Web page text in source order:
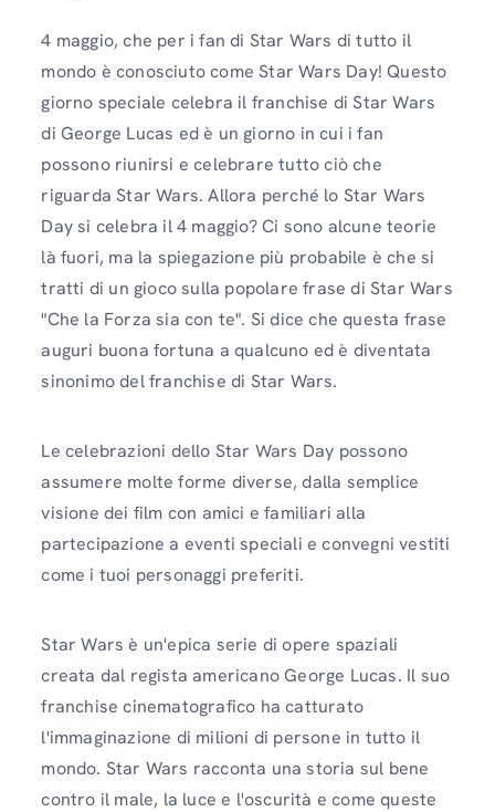
4 maggio, che per i fan di Star Wars di tutto il
mondo è conosciuto come Star Wars Day! Questo
giorno speciale celebra il franchise di Star Wars
di George Lucas ed è un giorno in cui i fan
possono riunirsi e celebrare tutto ciò che
riguarda Star Wars. Allora perché lo Star Wars
Day si celebra il 4 maggio? Ci sono alcune teorie
là fuori, ma la spiegazione più probabile è che si
tratti di un gioco sulla popolare frase di Star Wars
"Che la Forza sia con te". Si dice che questa frase
auguri buona fortuna a qualcuno ed è diventata
sinonimo del franchise di Star Wars.
Le celebrazioni dello Star Wars Day possono
assumere molte forme diverse, dalla semplice
visione dei film con amici e familiari alla
partecipazione a eventi speciali e convegni vestiti
come i tuoi personaggi preferiti.
Star Wars è un'epica serie di opere spaziali
creata dal regista americano George Lucas. Il suo
franchise cinematografico ha catturato
l'immaginazione di milioni di persone in tutto il
mondo. Star Wars racconta una storia sul bene
contro il male, la luce e l'oscurità e come queste